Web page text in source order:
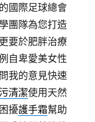
國際足球總會
團隊為您打造
要於肥胖治療
自卑愛美女性
我的意見快速
清潔使用天然
擾護手霜幫助